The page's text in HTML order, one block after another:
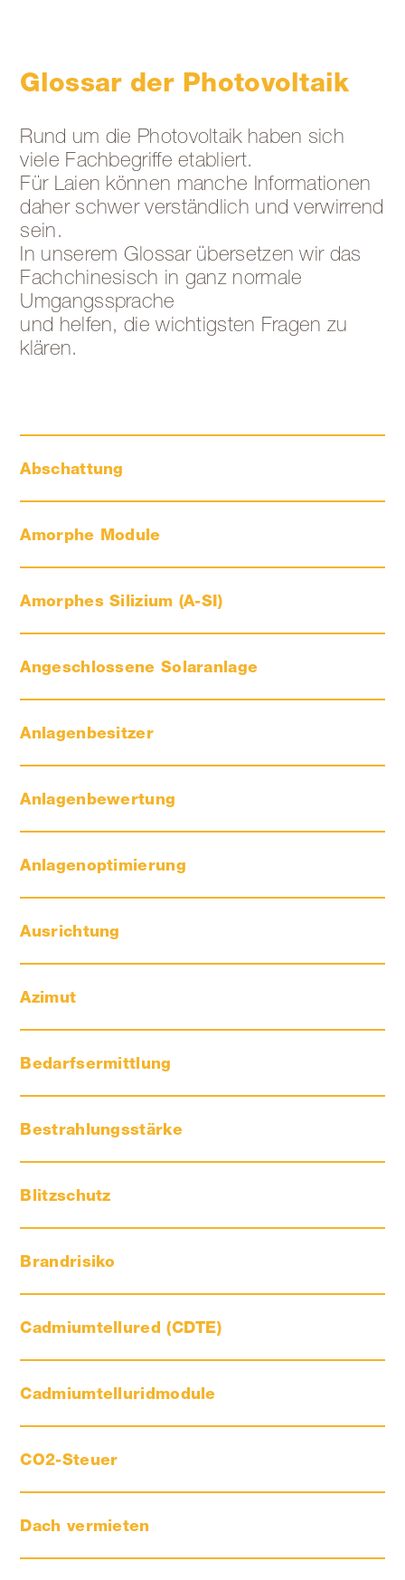
Glossar der Photovoltaik
Rund um die Photovoltaik haben sich
viele Fachbegriffe etabliert.
Für Laien können manche Informationen
daher schwer verständlich und verwirrend
sein.
In unserem Glossar übersetzen wir das
Fachchinesisch in ganz normale
Umgangssprache
und helfen, die wichtigsten Fragen zu
klären.
Abschattung
Amorphe Module
Amorphes Silizium (A-SI)
Angeschlossene Solaranlage
Anlagenbesitzer
Anlagenbewertung
Anlagenoptimierung
Ausrichtung
Azimut
Bedarfsermittlung
Bestrahlungsstärke
Blitzschutz
Brandrisiko
Cadmiumtellured (CDTE)
Cadmiumtelluridmodule
CO2-Steuer
Dach vermieten